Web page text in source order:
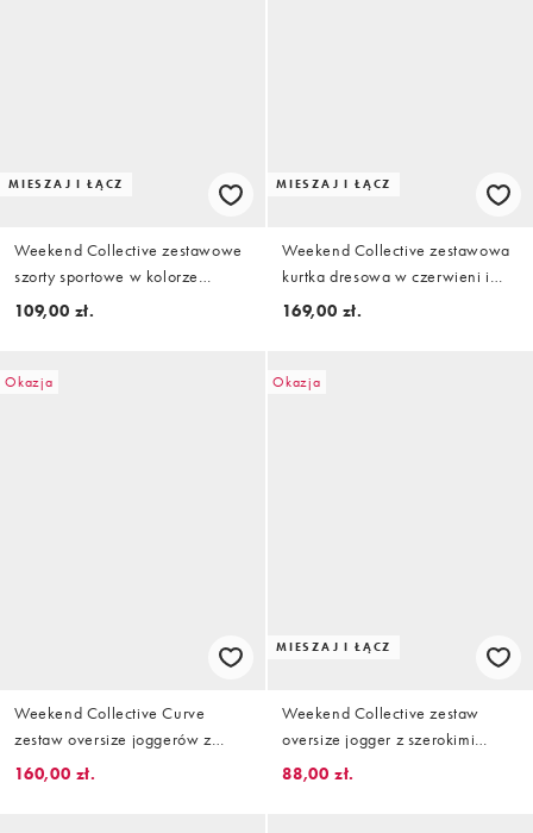
MIESZAJ I ŁĄCZ
Weekend Collective zestawowe
szorty sportowe w kolorze
czerwonym i kremowym
109,00 zł.
MIESZAJ I ŁĄCZ
Weekend Collective zestawowa
kurtka dresowa w czerwieni i
kremie
169,00 zł.
Okazja
Weekend Collective Curve
zestaw oversize joggerów z
szerokimi nogawkami i grafiką w
160,00 zł.
Okazja
MIESZAJ I ŁĄCZ
Weekend Collective zestaw
oversize jogger z szerokimi
nogawkami i grafiką w kolorze
88,00 zł.